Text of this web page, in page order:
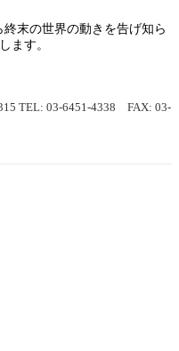
終末の世界の動きを告げ知ら
ます。
TEL: 03-6451-4338 FAX: 03-